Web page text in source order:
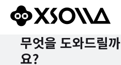
무엇을 도와드릴까
요?